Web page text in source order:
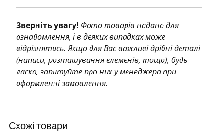
Зверніть увагу! Фото товарів надано для
ознайомлення, і в деяких випадках може
відрізнятись. Якщо для Вас важливі дрібні деталі
(написи, розташування елеменів, тощо), будь
ласка, запитуйте про них у менеджера при
оформленні замовлення.
Схожі товари